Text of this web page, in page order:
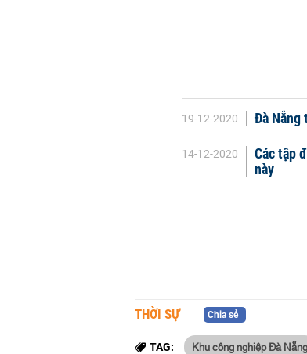
19-12-2020 Đà Nẵng
14-12-2020
Các tập
này
THỜI SỰ Chia sẻ
TAG: Khu công nghiệp Đà Nẵng